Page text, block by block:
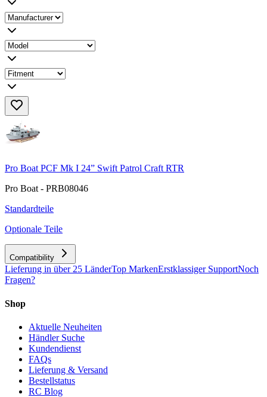
Pro Boat PCF Mk I 24” Swift Patrol Craft RTR
Pro Boat - PRB08046
Standardteile
Optionale Teile
Compatibility
Lieferung in über 25 LänderTop MarkenErstklassiger SupportNoch
Fragen?
Shop
Aktuelle Neuheiten
Händler Suche
Kundendienst
FAQs
Lieferung & Versand
Bestellstatus
RC Blog